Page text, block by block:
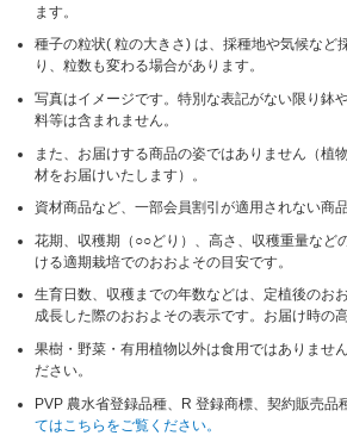
ます。
種子の粒状( 粒の大きさ) は、採種地や気候など
り、粒数も変わる場合があります。
写真はイメージです。特別な表記がない限り鉢
料等は含まれません。
また、お届けする商品の姿ではありません（植
材をお届けいたします）。
資材商品など、一部会員割引が適用されない商
花期、収穫期（○○どり）、高さ、収穫重量など
ける適期栽培でのおおよその目安です。
生育日数、収穫までの年数などは、定植後のお
成長した際のおおよその表示です。お届け時の
果樹・野菜・有用植物以外は食用ではありませ
ださい。
PVP 農水省登録品種、R 登録商標、契約販売品
てはこちらをご覧ください。